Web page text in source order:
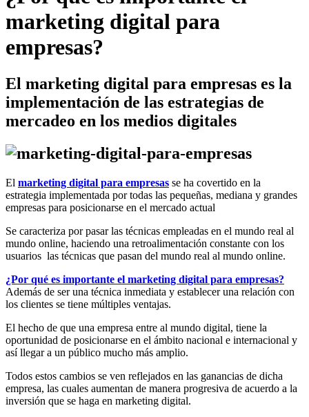
marketing digital para
empresas?
El marketing digital para empresas es la
implementación de las estrategias de
mercadeo en los medios digitales
El marketing digital para empresas se ha covertido en la
estrategia implementada por todas las pequeñas, mediana y grandes
empresas para posicionarse en el mercado actual
Se caracteriza por pasar las técnicas empleadas en el mundo real al
mundo online, haciendo una retroalimentación constante con los
usuarios las técnicas que pasan del mundo real al mundo online.
¿Por qué es importante el marketing digital para empresas?
Además de ser una técnica inmediata y establecer una relación con
los clientes se tiene múltiples ventajas.
El hecho de que una empresa entre al mundo digital, tiene la
oportunidad de posicionarse en el ámbito nacional e internacional y
así llegar a un público mucho más amplio.
Todos estos cambios se ven reflejados en las ganancias de dicha
empresa, las cuales aumentan de manera progresiva de acuerdo a la
inversión que se haga en marketing digital.